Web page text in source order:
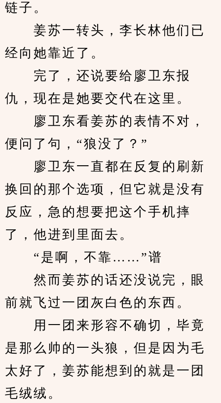
链子。
姜苏一转头，李长林他们已
经向她靠近了。
完了，还说要给廖卫东报
仇，现在是她要交代在这里。
廖卫东看姜苏的表情不对，
便问了句，“狼没了？”
廖卫东一直都在反复的刷新
换回的那个选项，但它就是没有
反应，急的想要把这个手机摔
了，他进到里面去。
“是啊，不靠……”谱
然而姜苏的话还没说完，眼
前就飞过一团灰白色的东西。
用一团来形容不确切，毕竟
是那么帅的一头狼，但是因为毛
太好了，姜苏能想到的就是一团
毛绒绒。